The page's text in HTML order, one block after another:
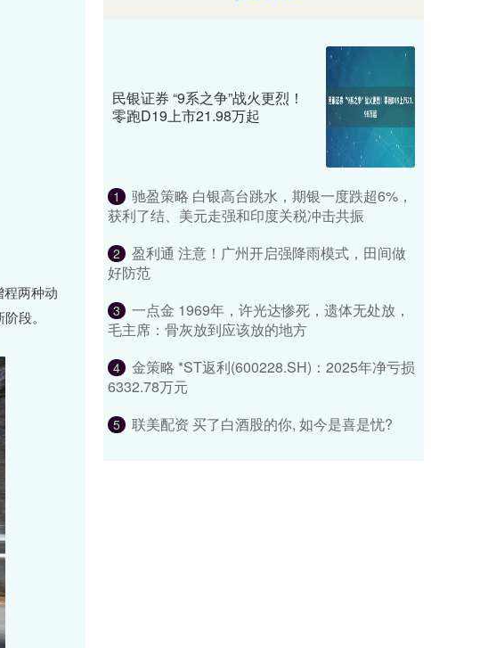
两种动
段。
民银证券 “9系之争”战火更烈！
零跑D19上市21.98万起
1
驰盈策略 白银高台跳水，期银一度跌超6%，
获利了结、美元走强和印度关税冲击共振
2
盈利通 注意！广州开启强降雨模式，田间做
好防范
3
一点金 1969年，许光达惨死，遗体无处放，
毛主席：骨灰放到应该放的地方
4
金策略 *ST返利(600228.SH)：2025年净亏损
6332.78万元
5 联美配资 买了白酒股的你, 如今是喜是忧?